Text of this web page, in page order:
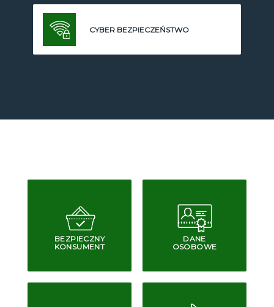
CYBER BEZPIECZEŃSTWO
BEZPIECZNY
KONSUMENT
DANE
OSOBOWE